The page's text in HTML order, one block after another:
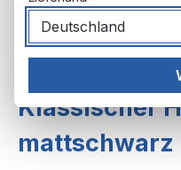
Helme,
Klassischer
mattschwarz